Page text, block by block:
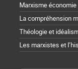
Marxisme
La compréhension
Théologie et
Les marxistes et